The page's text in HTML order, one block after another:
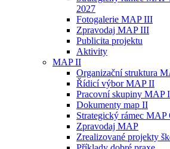
2027
Fotogalerie MAP III
Zpravodaj MAP III
Publicita projektu
Aktivity
MAP II
Organizační struktura
Řídicí výbor MAP II
Pracovní skupiny MAP
Dokumenty map II
Strategický rámec
Zpravodaj MAP
Zrealizované projekty